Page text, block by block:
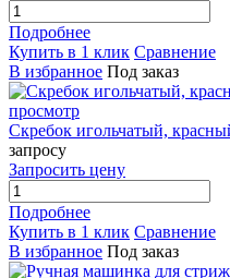
Подробнее
Купить в 1 клик Сравнение
В избранное Под заказ
просмотр
Скребок игольчатый,
запросу
Запросить цену
Подробнее
Купить в 1 клик Сравнение
В избранное Под заказ